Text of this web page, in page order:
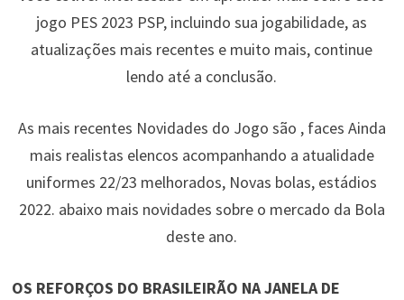
jogo PES 2023 PSP, incluindo sua jogabilidade, as
atualizações mais recentes e muito mais, continue
lendo até a conclusão.
As mais recentes Novidades do Jogo são , faces Ainda
mais realistas elencos acompanhando a atualidade
uniformes 22/23 melhorados, Novas bolas, estádios
2022. abaixo mais novidades sobre o mercado da Bola
deste ano.
OS REFORÇOS DO BRASILEIRÃO NA JANELA DE